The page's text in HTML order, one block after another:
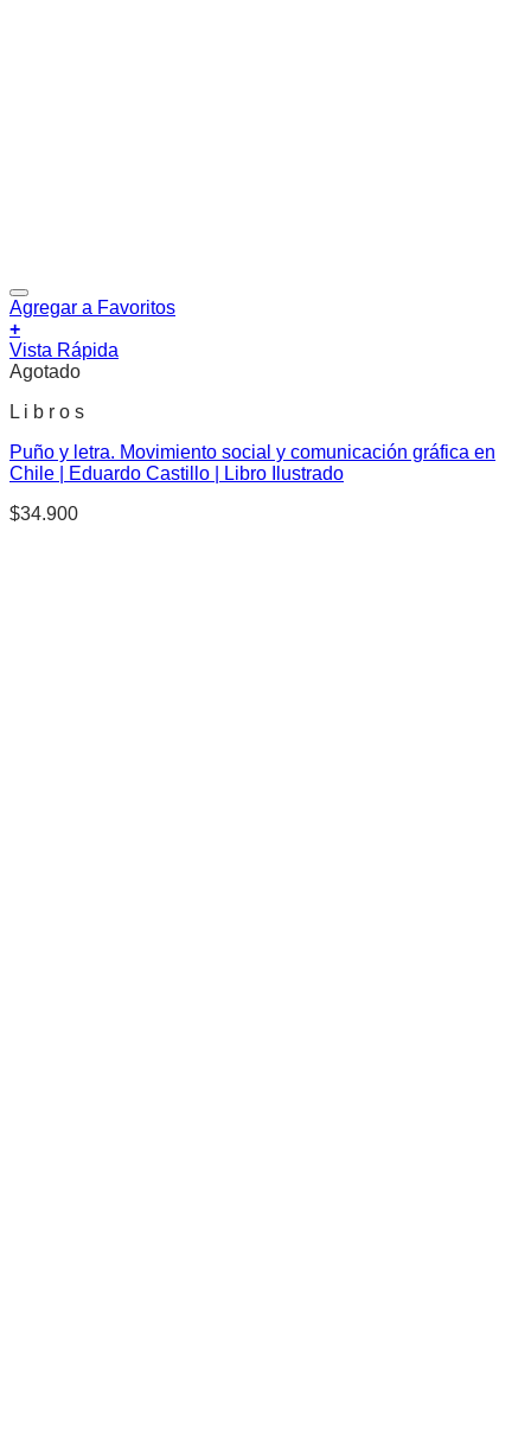
Agregar a Favoritos
+
Vista Rápida
Agotado
L i b r o s
Puño y letra. Movimiento social y comunicación gráfica en
Chile | Eduardo Castillo | Libro Ilustrado
$34.900